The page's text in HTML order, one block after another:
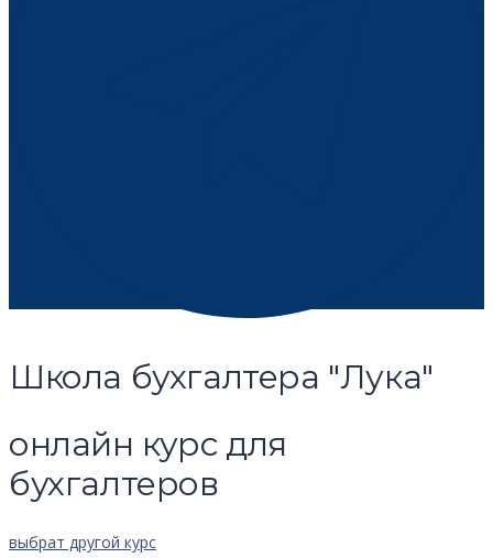
Школа бухгалтера "Лука"
онлайн курс для
бухгалтеров
выбрат другой курс